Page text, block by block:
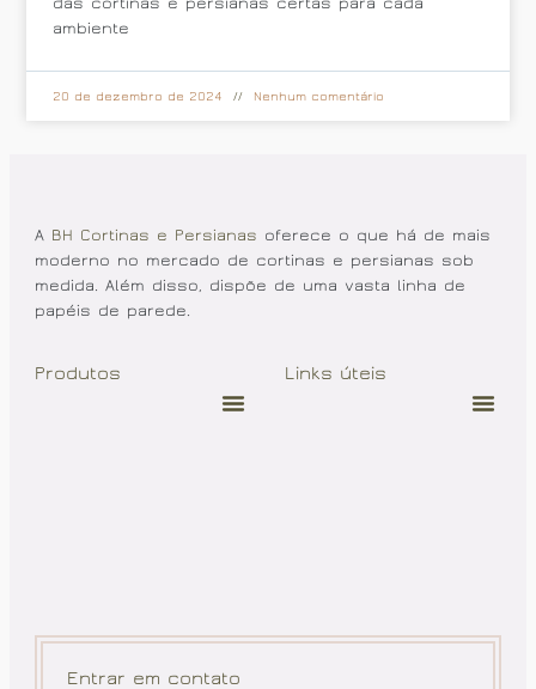
ambiente
20 de dezembro de 2024 Nenhum comentário
A BH Cortinas e Persianas oferece o que há de mais
moderno no mercado de cortinas e persianas sob
medida. Além disso, dispõe de uma vasta linha de
papéis de parede.
Produtos Links úteis
Entrar em contato